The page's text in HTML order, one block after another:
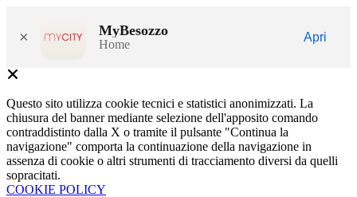
× MyBesozzo
Home
Apri
Questo sito utilizza cookie tecnici e statistici anonimizzati. La
chiusura del banner mediante selezione dell'apposito comando
contraddistinto dalla X o tramite il pulsante "Continua la
navigazione" comporta la continuazione della navigazione in
assenza di cookie o altri strumenti di tracciamento diversi da quelli
sopracitati.
COOKIE POLICY